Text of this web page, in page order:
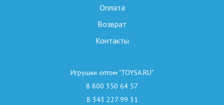
Оплата
Возврат
Контакты
Игрушки оптом "TOYSA.RU"
8 800 350 64 57
8 343 227 99 31